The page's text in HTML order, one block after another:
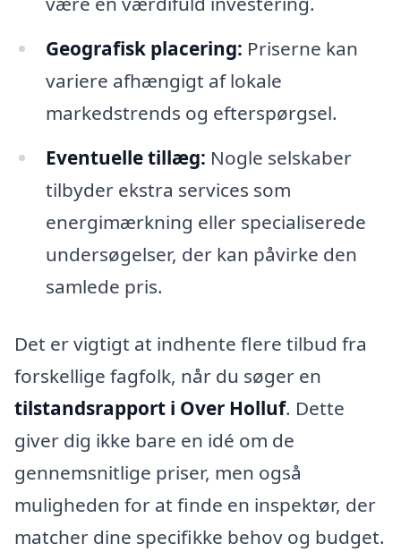
Geografisk placering: Priserne kan
variere afhængigt af lokale
markedstrends og efterspørgsel.
Eventuelle tillæg: Nogle selskaber
tilbyder ekstra services som
energimærkning eller specialiserede
undersøgelser, der kan påvirke den
samlede pris.
Det er vigtigt at indhente flere tilbud fra
forskellige fagfolk, når du søger en
tilstandsrapport i Over Holluf. Dette
giver dig ikke bare en idé om de
gennemsnitlige priser, men også
muligheden for at finde en inspektør, der
matcher dine specifikke behov og budget.